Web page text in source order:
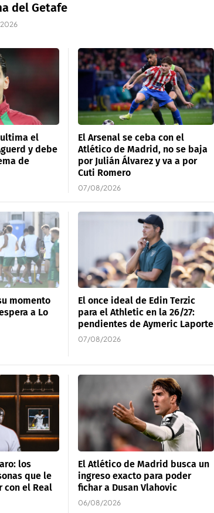
del Getafe
ultima el
y debe
de
El Arsenal se ceba con el
Atlético de Madrid, no se baja
por Julián Álvarez y va a por
Cuti Romero
07/08/2026
momento
a Lo
El once ideal de Edin Terzic
para el Athletic en la 26/27:
pendientes de Aymeric Laporte
07/08/2026
los
que le
con el Real
El Atlético de Madrid busca un
ingreso exacto para poder
fichar a Dusan Vlahovic
06/08/2026